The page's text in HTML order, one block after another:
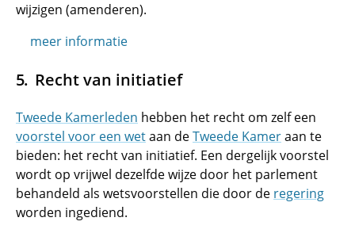
wijzigen (amenderen).
meer informatie
Recht van initiatief
Tweede Kamerleden hebben het recht om zelf een
voorstel voor een wetaan deTweede Kameraan te
bieden: het recht van initiatief. Een dergelijk voorstel
wordt op vrijwel dezelfde wijze door het parlement
behandeld als wetsvoorstellen die door de regering
worden ingediend.